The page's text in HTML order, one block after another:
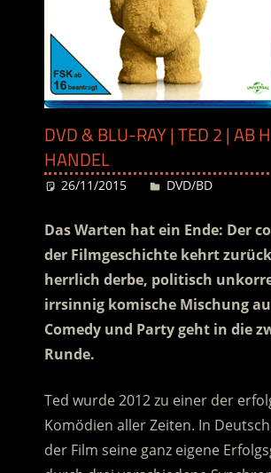
DVD & BLU-RAY | TED 2 | AB
HANDEL
26/11/2015 Desiree
DVD/BD
Das Warten hat ein Ende: Der
der Filmgeschichte kehrt
herrlich derbe, politisch
irrsinnig komische Mischung
Comedy und Party geht in die
Runde.
Ted wurde 2012 zu einer der
Komödien aller Zeiten. In
der Film seine ganz eigene